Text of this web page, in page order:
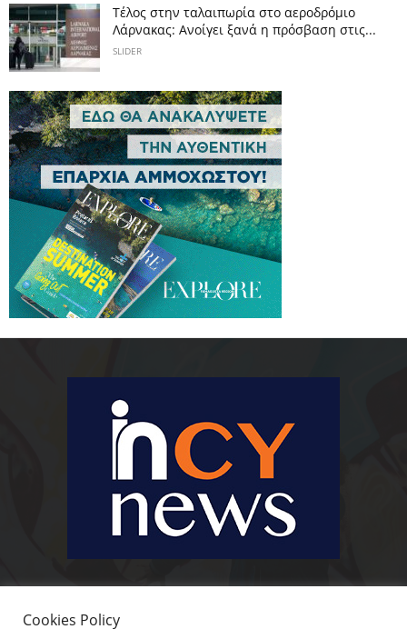
Tέλος στην ταλαιπωρία στο αεροδρόμιο
Λάρνακας: Ανοίγει ξανά η πρόσβαση στις...
SLIDER
είστε πραγματικά in cynews στην επικαιρότητα.
Cookies Policy